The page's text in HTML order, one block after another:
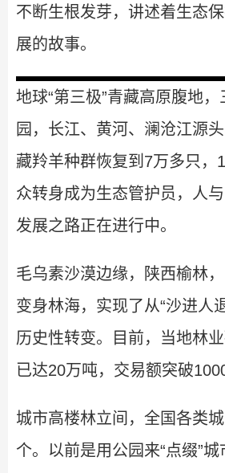
不断生根发芽，讲述着生态
展的故事。
地球“第三极”青藏高原腹地
园，长江、黄河、澜沧江源头
藏羚羊种群恢复到7万多只，
众转身成为生态管护员，人
发展之路正在进行中。
毛乌素沙漠边缘，陕西榆林
变身林海，实现了从“沙进人
历史性转变。目前，当地林
已达20万吨，交易额突破
城市高楼林立间，全国各类
个。以前是用公园来“点缀”